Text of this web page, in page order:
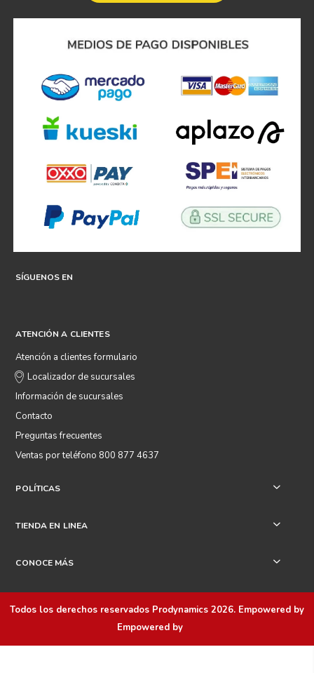
SÍGUENOS EN
ATENCIÓN A CLIENTES
Atención a clientes formulario
Localizador de sucursales
Información de sucursales
Contacto
Preguntas frecuentes
Ventas por teléfono 800 877 4637
POLÍTICAS +
TIENDA EN LINEA +
CONOCE MÁS +
Todos los derechos reservados Prodynamics 2026. Empowered by
Empowered by